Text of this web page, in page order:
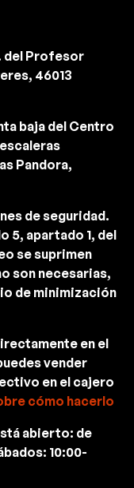
del Profesor
46013
baja del Centro
Pandora,
de seguridad.
5, apartado 1, del
se suprimen
son necesarias,
de minimización
en el
vender
en el cajero
cómo hacerlo
abierto: de
10:00-